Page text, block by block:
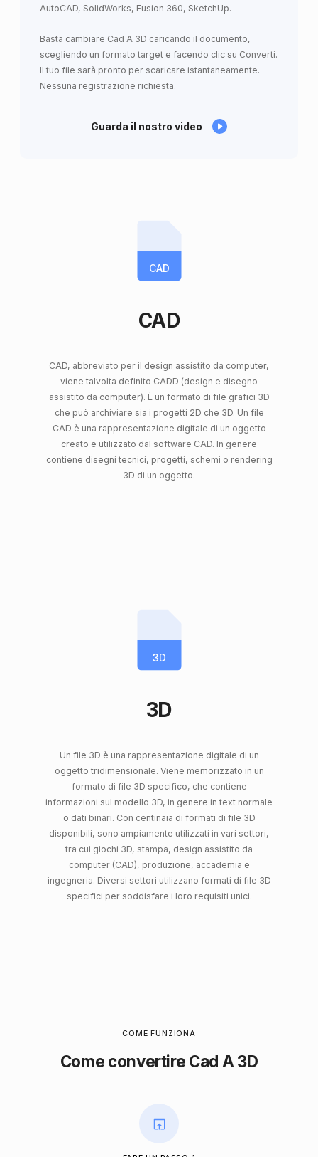
AutoCAD, SolidWorks, Fusion 360, SketchUp.
Basta cambiare Cad A 3D caricando il documento,
scegliendo un formato target e facendo clic su Converti.
Il tuo file sarà pronto per scaricare istantaneamente.
Nessuna registrazione richiesta.
Guarda il nostro video
CAD
CAD
CAD, abbreviato per il design assistito da computer,
viene talvolta definito CADD (design e disegno
assistito da computer). È un formato di file grafici 3D
che può archiviare sia i progetti 2D che 3D. Un file
CAD è una rappresentazione digitale di un oggetto
creato e utilizzato dal software CAD. In genere
contiene disegni tecnici, progetti, schemi o rendering
3D di un oggetto.
3D
3D
Un file 3D è una rappresentazione digitale di un
oggetto tridimensionale. Viene memorizzato in un
formato di file 3D specifico, che contiene
informazioni sul modello 3D, in genere in text normale
o dati binari. Con centinaia di formati di file 3D
disponibili, sono ampiamente utilizzati in vari settori,
tra cui giochi 3D, stampa, design assistito da
computer (CAD), produzione, accademia e
ingegneria. Diversi settori utilizzano formati di file 3D
specifici per soddisfare i loro requisiti unici.
COME FUNZIONA
Come convertire Cad A 3D